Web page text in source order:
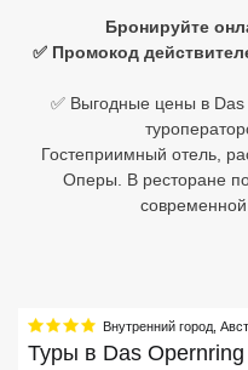
Бронируйте
✅ Промокод
✅ Выгодные цены в
Гостеприимный отель,
Оперы. В ресторане
современной
Внутренний город
Туры в Das
Египет
Куба
Бали
Северный Гоа